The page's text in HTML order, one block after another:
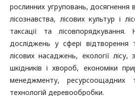
рослинних угруповань, досягнення
лісознавства, лісових культур і
таксації та лісовпорядкування.
досліджень у сфері
лісових насаджень, екології лісу,
шкідників і хвороб, економіки
менеджменту, ресурсоощадних
технологій деревообробки.